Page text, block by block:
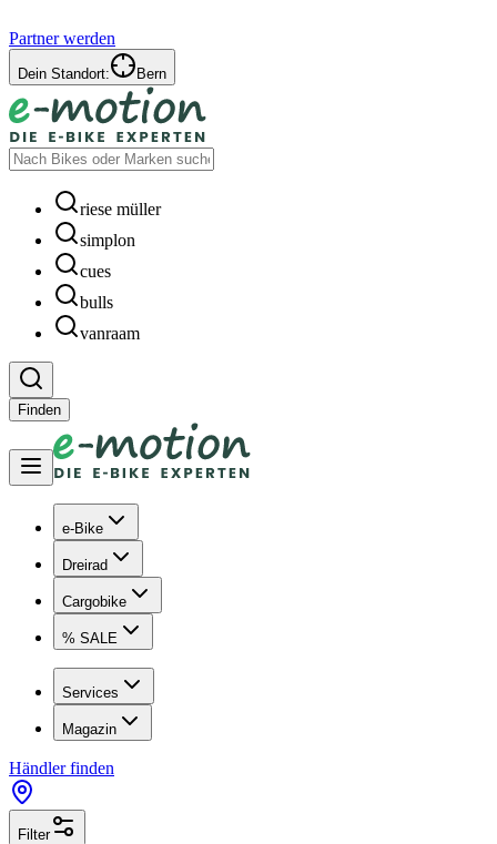
Partner werden
Dein Standort: Bern
riese müller
simplon
cues
bulls
vanraam
Finden
e-Bike
Dreirad
Cargobike
% SALE
Services
Magazin
Händler finden
Filter